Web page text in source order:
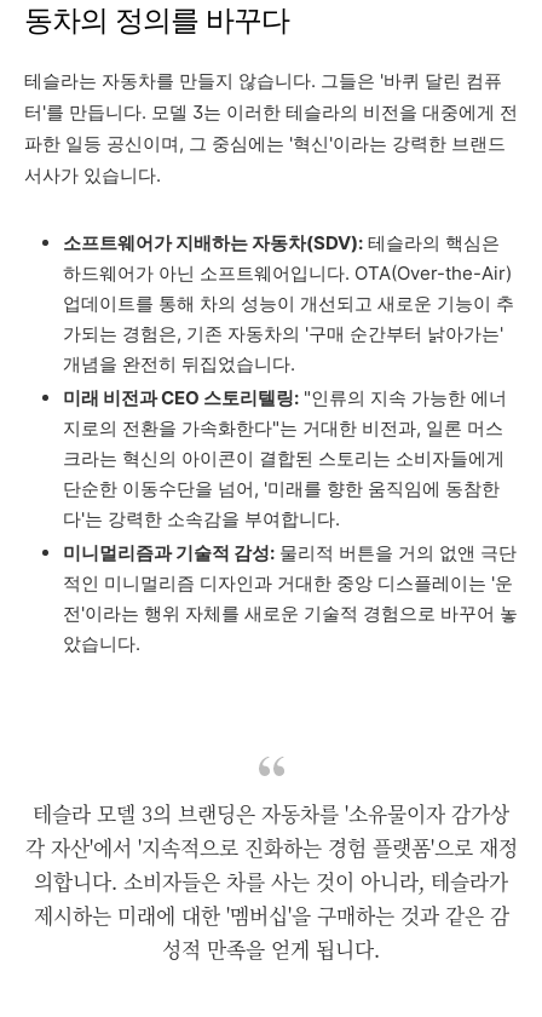
동차의 정의를 바꾸다
테슬라는 자동차를 만들지 않습니다. 그들은 '바퀴 달린 컴퓨
터'를 만듭니다. 모델 3는 이러한 테슬라의 비전을 대중에게 전
파한 일등 공신이며, 그 중심에는 '혁신'이라는 강력한 브랜드
서사가 있습니다.
소프트웨어가 지배하는 자동차(SDV): 테슬라의 핵심은
하드웨어가 아닌 소프트웨어입니다. OTA(Over-the-Air)
업데이트를 통해 차의 성능이 개선되고 새로운 기능이 추
가되는 경험은, 기존 자동차의 '구매 순간부터 낡아가는'
개념을 완전히 뒤집었습니다.
미래 비전과 CEO 스토리텔링: "인류의 지속 가능한 에너
지로의 전환을 가속화한다"는 거대한 비전과, 일론 머스
크라는 혁신의 아이콘이 결합된 스토리는 소비자들에게
단순한 이동수단을 넘어, '미래를 향한 움직임에 동참한
다'는 강력한 소속감을 부여합니다.
미니멀리즘과 기술적 감성: 물리적 버튼을 거의 없앤 극단
적인 미니멀리즘 디자인과 거대한 중앙 디스플레이는 '운
전'이라는 행위 자체를 새로운 기술적 경험으로 바꾸어 놓
았습니다.
테슬라 모델 3의 브랜딩은 자동차를 '소유물이자 감가상
각 자산'에서 '지속적으로 진화하는 경험 플랫폼'으로 재정
의합니다. 소비자들은 차를 사는 것이 아니라, 테슬라가
제시하는 미래에 대한 '멤버십'을 구매하는 것과 같은 감
성적 만족을 얻게 됩니다.